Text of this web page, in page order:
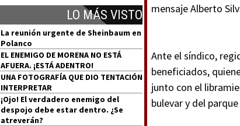
LO MÁS VISTO
La reunión urgente de Sheinbaum en
Polanco
EL ENEMIGO DE MORENA NO ESTÁ
AFUERA. ¡ESTÁ ADENTRO!
UNA FOTOGRAFÍA QUE DIO TENTACIÓN
INTERPRETAR
¡Ojo! El verdadero enemigo del
despojo debe estar dentro. ¿Se
atreverán?
mensaje Alberto
Ante el síndico,
beneficiados,
junto con el
bulevar y del